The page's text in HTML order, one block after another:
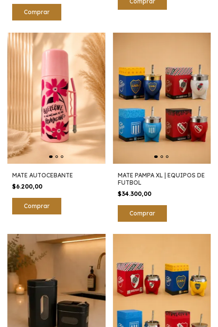
Comprar
MATE AUTOCEBANTE
$6.200,00
Comprar
MATE PAMPA XL | EQUIPOS DE
FUTBOL
$34.300,00
Comprar